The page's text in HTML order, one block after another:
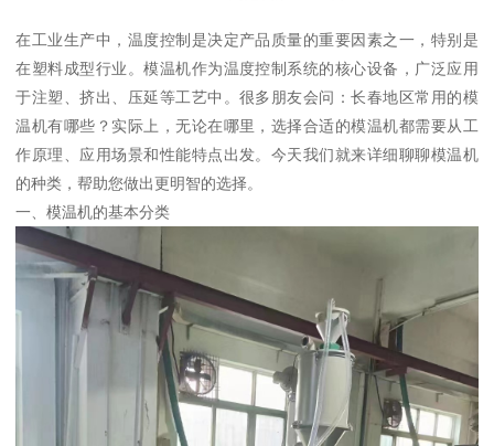
在工业生产中，温度控制是决定产品质量的重要因素之一，特别是
在塑料成型行业。模温机作为温度控制系统的核心设备，广泛应用
于注塑、挤出、压延等工艺中。很多朋友会问：长春地区常用的模
温机有哪些？实际上，无论在哪里，选择合适的模温机都需要从工
作原理、应用场景和性能特点出发。今天我们就来详细聊聊模温机
的种类，帮助您做出更明智的选择。
一、模温机的基本分类